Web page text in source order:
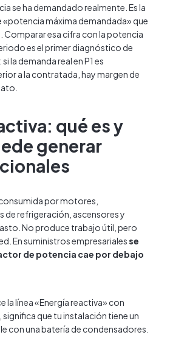
se ha demandado realmente. Es la
máxima demandada» que
Comparar esa cifra con la potencia
es el primer diagnóstico de
la demanda real en P1 es
a la contratada, hay margen de
qué es y
generar
por motores,
de refrigeración, ascensores y
No produce trabajo útil, pero
En suministros empresarialesse
de potencia cae por debajo
la línea «Energía reactiva» con
que tu instalación tiene un
con una batería de condensadores.